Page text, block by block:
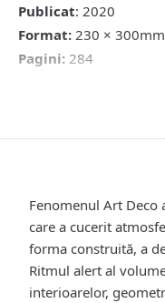
Publicat: 2020
Format: 230 × 300mm
Pagini: 284
Fenomenul Art Deco
care a cucerit
forma construită, a
Ritmul alert al
interioarelor,